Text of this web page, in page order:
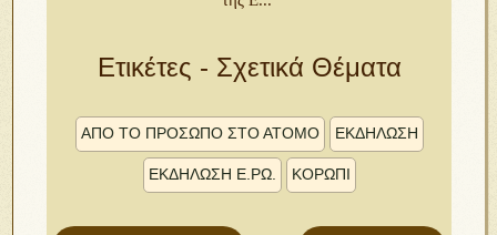
Ετικέτες - Σχετικά Θέματα
ΑΠΟ ΤΟ ΠΡΟΣΩΠΟ ΣΤΟ ΑΤΟΜΟ ΕΚΔΗΛΩΣΗ
ΕΚΔΗΛΩΣΗ Ε.ΡΩ. ΚΟΡΩΠΙ